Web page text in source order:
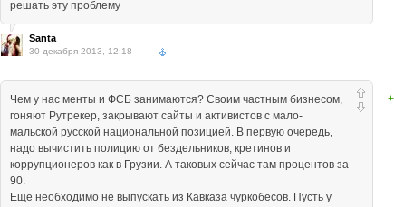
решать эту проблему
Santa
30 декабря 2013, 12:18
Чем у нас менты и ФСБ занимаются? Своим частным бизнесом,
гоняют Рутрекер, закрывают сайты и активистов с мало-
мальской русской национальной позицией. В первую очередь,
надо вычистить полицию от бездельников, кретинов и
коррупционеров как в Грузии. А таковых сейчас там процентов за
90.
Еще необходимо не выпускать из Кавказа чуркобесов. Пусть у